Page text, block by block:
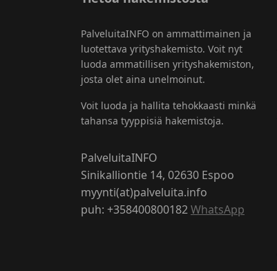
PalveluitaINFO on ammattimainen ja
luotettava yrityshakemisto. Voit nyt
luoda ammatillisen yrityshakemiston,
josta olet aina unelmoinut.
Voit luoda ja hallita tehokkaasti minkä
tahansa tyyppisiä hakemistoja.
PalveluitaINFO
Sinikalliontie 14, 02630 Espoo
myynti(at)palveluita.info
puh: +358400800182WhatsApp